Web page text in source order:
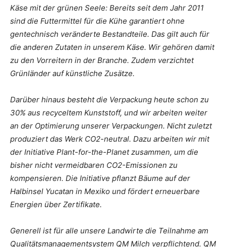
Käse mit der grünen Seele: Bereits seit dem Jahr 2011
sind die Futtermittel für die Kühe garantiert ohne
gentechnisch veränderte Bestandteile. Das gilt auch für
die anderen Zutaten in unserem Käse. Wir gehören damit
zu den Vorreitern in der Branche. Zudem verzichtet
Grünländer auf künstliche Zusätze.
Darüber hinaus besteht die Verpackung heute schon zu
30% aus recyceltem Kunststoff, und wir arbeiten weiter
an der Optimierung unserer Verpackungen. Nicht zuletzt
produziert das Werk CO2-neutral. Dazu arbeiten wir mit
der Initiative Plant-for-the-Planet zusammen, um die
bisher nicht vermeidbaren CO2-Emissionen zu
kompensieren. Die Initiative pflanzt Bäume auf der
Halbinsel Yucatan in Mexiko und fördert erneuerbare
Energien über Zertifikate.
Generell ist für alle unsere Landwirte die Teilnahme am
Qualitätsmanagementsystem QM Milch verpflichtend. QM